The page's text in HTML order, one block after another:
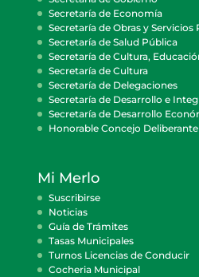
Secretaría de Economía
Secretaría de Obras y Servicios
Secretaría de Salud Pública
Secretaría de Cultura,
Secretaría de Cultura
Secretaría de Delegaciones
Secretaría de Desarrollo e
Secretaría de Desarrollo
Honorable Concejo Deliberante
Mi Merlo
Suscribirse
Noticias
Guía de Trámites
Tasas Municipales
Turnos Licencias de Conducir
Cocheria Municipal